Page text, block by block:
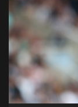
1 min read